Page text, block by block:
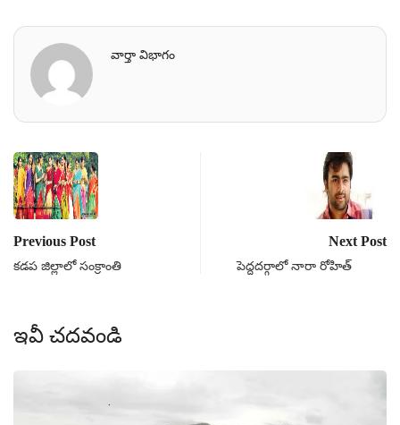
వార్తా విభాగం
Previous Post
కడప జిల్లాలో సంక్రాంతి
Next Post
పెద్దదర్గాలో నారా రోహిత్
ఇవీ చదవండి